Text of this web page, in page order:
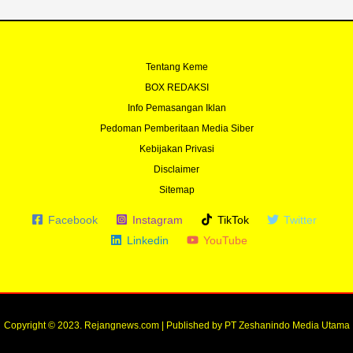
Tentang Keme
BOX REDAKSI
Info Pemasangan Iklan
Pedoman Pemberitaan Media Siber
Kebijakan Privasi
Disclaimer
Sitemap
Facebook Instagram TikTok
Twitter
Linkedin
YouTube
Copyright © 2023. Rejangnews.com | Published by PT Zeshanindo Media Utama